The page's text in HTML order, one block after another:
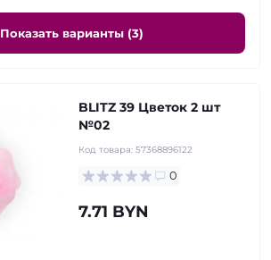
Показать варианты (3)
BLITZ 39 Цветок 2 шт
№02
Код товара: 57368896122
0
7.71 BYN